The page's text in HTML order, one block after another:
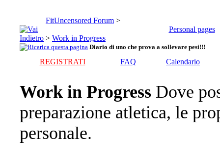
FitUncensored Forum >
Personal pages
> Work in Progress
Diario di uno che prova a sollevare pesi!!!
REGISTRATI FAQ Calendario
Work in Progress Dove
preparazione atletica, le
personale.